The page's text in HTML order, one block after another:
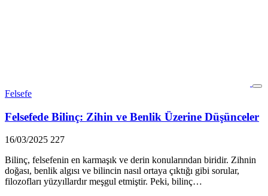
Felsefe
Felsefede Bilinç: Zihin ve Benlik Üzerine Düşünceler
16/03/2025 227
Bilinç, felsefenin en karmaşık ve derin konularından biridir. Zihnin
doğası, benlik algısı ve bilincin nasıl ortaya çıktığı gibi sorular,
filozofları yüzyıllardır meşgul etmiştir. Peki, bilinç…